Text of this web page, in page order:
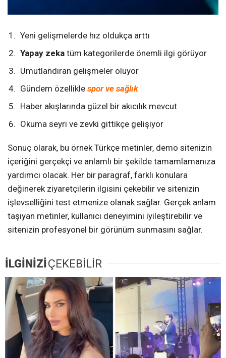
Yeni gelişmelerde hız oldukça arttı
Yapay zeka tüm kategorilerde önemli ilgi görüyor
Umutlandıran gelişmeler oluyor
Gündem özellikle spor ve sağlık
Haber akışlarında güzel bir akıcılık mevcut
Okuma seyri ve zevki gittikçe gelişiyor
Sonuç olarak, bu örnek Türkçe metinler, demo sitenizin
içeriğini gerçekçi ve anlamlı bir şekilde tamamlamanıza
yardımcı olacak. Her bir paragraf, farklı konulara
değinerek ziyaretçilerin ilgisini çekebilir ve sitenizin
işlevselliğini test etmenize olanak sağlar. Gerçek anlam
taşıyan metinler, kullanıcı deneyimini iyileştirebilir ve
sitenizin profesyonel bir görünüm sunmasını sağlar.
İLGİNİZİ ÇEKEBİLİR